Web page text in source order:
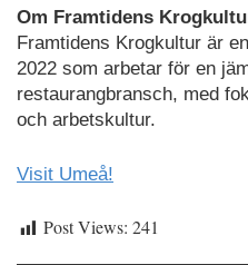
Om Framtidens
Framtidens Krogkultur är
2022 som arbetar för en
restaurangbransch, med
och arbetskultur.
Visit Umeå!
Post Views: 241